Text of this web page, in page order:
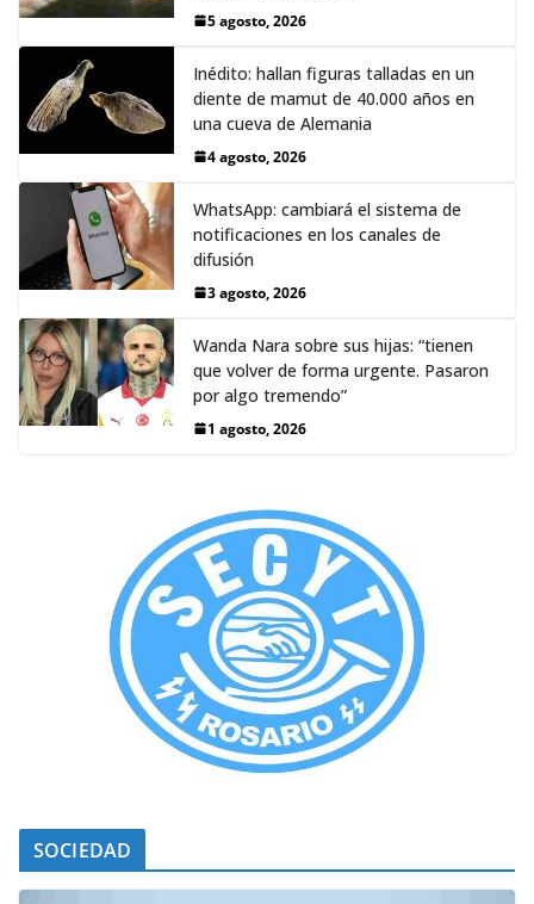
5 agosto, 2026
Inédito: hallan figuras talladas en un
diente de mamut de 40.000 años en
una cueva de Alemania
4 agosto, 2026
WhatsApp: cambiará el sistema de
notificaciones en los canales de
difusión
3 agosto, 2026
Wanda Nara sobre sus hijas: “tienen
que volver de forma urgente. Pasaron
por algo tremendo”
1 agosto, 2026
SOCIEDAD